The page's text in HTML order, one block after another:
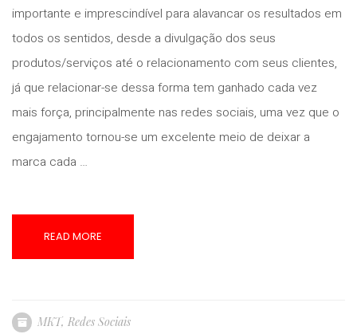
importante e imprescindível para alavancar os resultados em
todos os sentidos, desde a divulgação dos seus
produtos/serviços até o relacionamento com seus clientes,
já que relacionar-se dessa forma tem ganhado cada vez
mais força, principalmente nas redes sociais, uma vez que o
engajamento tornou-se um excelente meio de deixar a
marca cada …
READ MORE
MKT, Redes Sociais